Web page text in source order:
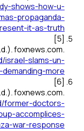
shows-how-u-
propaganda-
it-as-truth
[
5
]
foxnews.com.
israel-slams-un-
more
[
6
]
foxnews.com.
former-doctors-
accomplices-
war-response